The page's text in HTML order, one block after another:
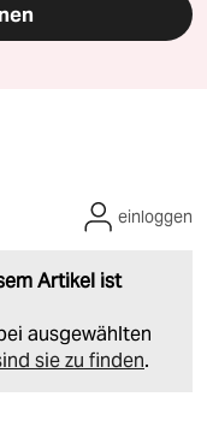
Artikel ist
ausgewählten
sie zu finden.
einloggen